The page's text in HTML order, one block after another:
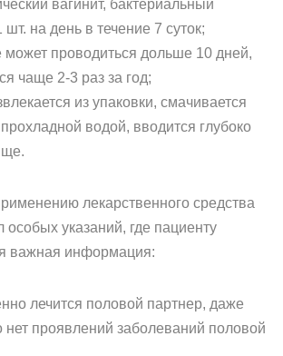
вагинит, бактериальный
шт. на день в течение 7 суток;
может проводиться дольше 10 дней,
чаще 2-3 раз за год;
из упаковки, смачивается
водой, вводится глубоко
лекарственного средства
особых указаний, где пациенту
важная информация:
лечится половой партнер, даже
нет проявлений заболеваний половой